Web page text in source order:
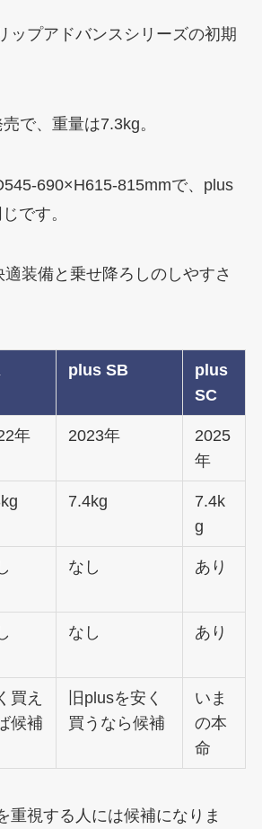
ップアドバンスシリーズの初期
で、重量は7.3kg。
690×H615-815mmで、plus
です。
装備と乗せ降ろしのしやすさ
plus SB
plus
SC
年 2023年
2025
年
7.4kg
7.4k
g
なし あり
なし あり
買え
候補
旧plusを安く
買うなら候補
いま
の本
命
重視する人には候補になりま